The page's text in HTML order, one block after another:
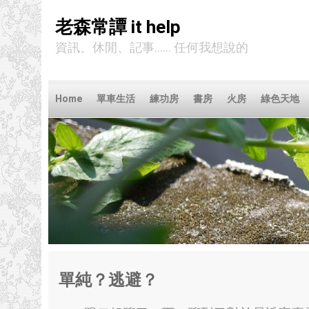
老森常譚 it help
資訊、休閒、記事...... 任何我想說的
Home 單車生活 練功房 書房 火房 綠色天地
單純？逃避？